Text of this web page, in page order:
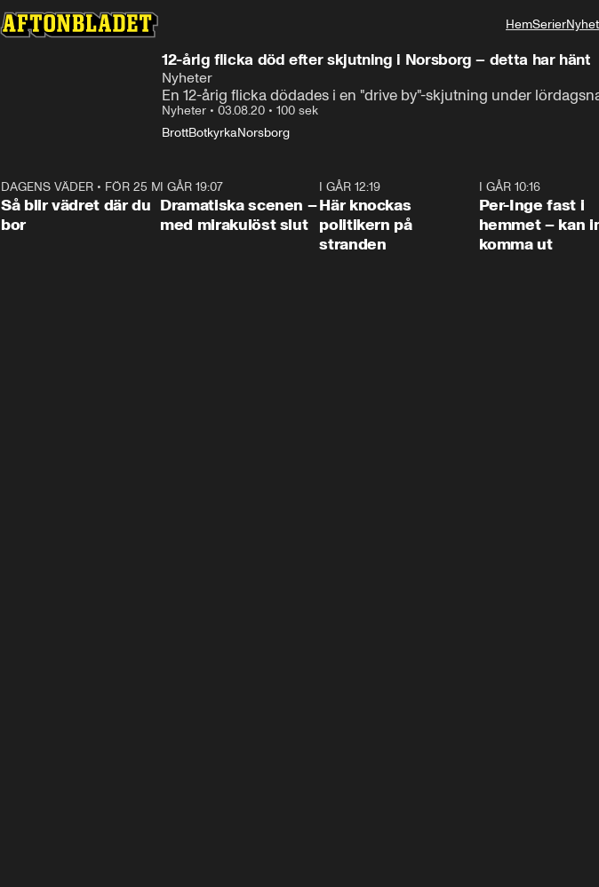
HemSerier
12-årig flicka död efter skjutning i Norsborg – detta har hänt
Nyheter
En 12-årig flicka dödades i en "drive by"-skjutning under
Nyheter • 03.08.20 • 100 sek
BrottBotkyrkaNorsborg
1:06
DAGENS VÄDER • FÖR 25 MIN SEN
Så blir vädret där du
bor
I GÅR 19:07
Dramatiska scenen –
med mirakulöst slut
I GÅR 12:19
Här knockas
politikern på
stranden
I GÅR 10:16
Per-Inge fast i
hemmet – kan
komma ut